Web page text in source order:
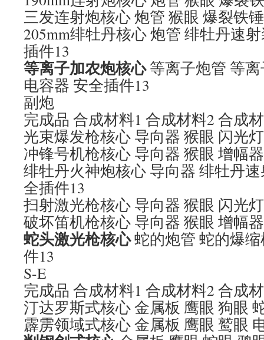
三发连射炮核心 炮管 猴眼 爆裂铁
205mm绯牡丹核心 炮管 绯牡丹速
插件13
等离子加农炮核心等离子炮管 等
电容器 安全插件13
副炮
完成品 合成材料1 合成材料2 合成
光束爆发枪核心 导向器 猴眼 闪光
冲锋号机枪核心 导向器 猴眼 增幅
绯牡丹火神炮核心 导向器 绯牡丹
全插件13
扫射激光枪核心 导向器 猴眼 闪光
破坏笛机枪核心 导向器 猴眼 增幅
蛇头激光枪核心蛇的炮管 蛇的爆
件13
S-E
完成品 合成材料1 合成材料2 合成
汀达罗斯式核心 金属板 鹰眼 狗眼
霹雳领域式核心 金属板 鹰眼 鹫眼